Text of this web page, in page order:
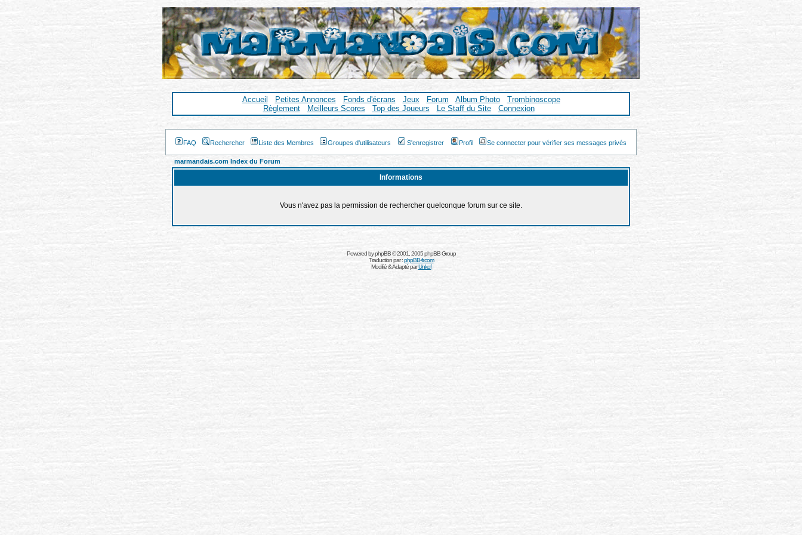
Accueil Petites Annonces Fonds d'écrans Jeux Forum Album Photo
Trombinoscope
Règlement
Meilleurs Scores Top des Joueurs Le Staff du Site Connexion
FAQ Rechercher Liste des Membres Groupes d'utilisateurs S'enregistrer Profil Se connecter pour vérifier ses messages privés
marmandais.com Index du Forum
Informations
Vous n'avez pas la permission de rechercher quelconque forum sur ce site.
Powered byphpBB© 2001, 2005 phpBB Group
Traduction par :phpBB-fr.com
Modifié & Adapté parUnkof